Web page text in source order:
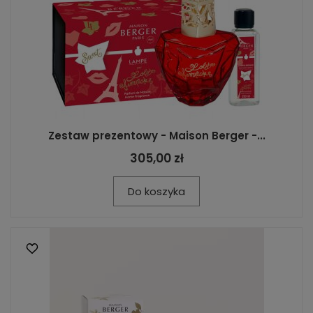
Zestaw prezentowy - Maison Berger -...
305,00 zł
Do koszyka